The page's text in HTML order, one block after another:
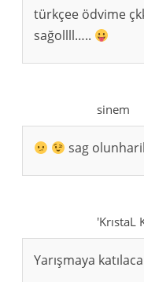
türkçee ödvime
sağollll…..
sinem
sag
'KrıstaL
Yarışmaya